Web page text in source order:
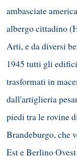
ambasciate
albergo cittadino
Arti, e da diversi
1945 tutti gli
trasformati in
dall'artiglieria
piedi tra le rovine
Brandeburgo, che
Est e Berlino